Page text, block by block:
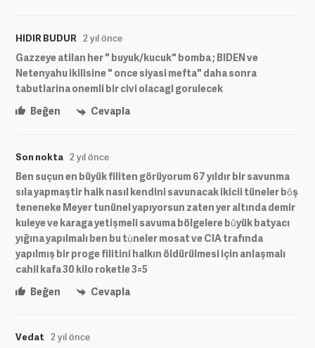
HIDIR BUDUR 2 yıl önce
Gazzeye atilan her " buyuk/kucuk" bomba ; BIDEN ve
Netenyahu ikilisine " once siyasi mefta" daha sonra
tabutlarina onemli bir civi olacagi gorulecek
Beğen
Cevapla
Son nokta 2 yıl önce
Ben suçun en büyük filiten görüyorum 67 yıldır bir savunma
sıla yapmaştir halk nasıl kendini savunacak ikicii tüneler bôş
teneneke Meyer tunünel yapıyorsun zaten yer altında demir
kuleye ve karaga yetişmeli savuma bölgelere bûyük batyacı
yığına yapılmalı ben bu tùneler mosat ve CIA trafında
yapılmış bir proge filitini halkın öldürülmesi için anlaşmalı
cahil kafa 30 kilo roketle 3=5
Beğen
Cevapla
Vedat 2 yıl önce